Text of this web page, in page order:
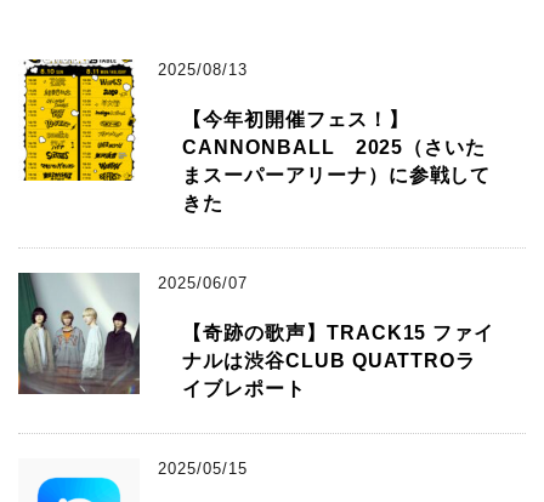
2025/08/13
【今年初開催フェス！】
CANNONBALL 2025（さいた
まスーパーアリーナ）に参戦して
きた
2025/06/07
【奇跡の歌声】TRACK15 ファイ
ナルは渋谷CLUB QUATTROラ
イブレポート
2025/05/15